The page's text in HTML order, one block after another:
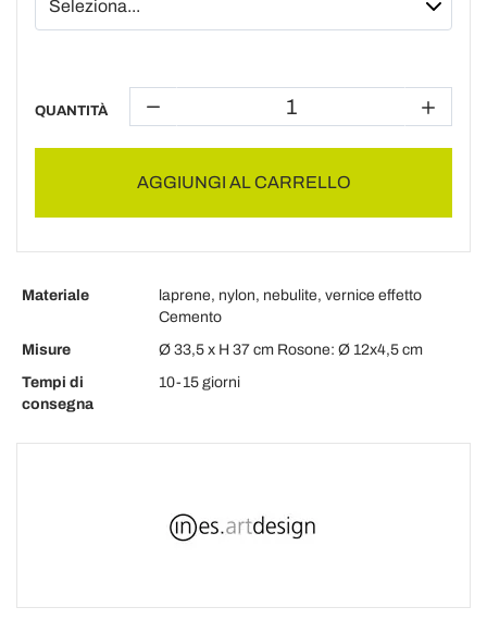
QUANTITÀ
AGGIUNGI AL CARRELLO
Materiale
laprene, nylon, nebulite, vernice effetto
Cemento
Misure
Ø 33,5 x H 37 cm Rosone: Ø 12x4,5 cm
Tempi di
consegna
10-15 giorni